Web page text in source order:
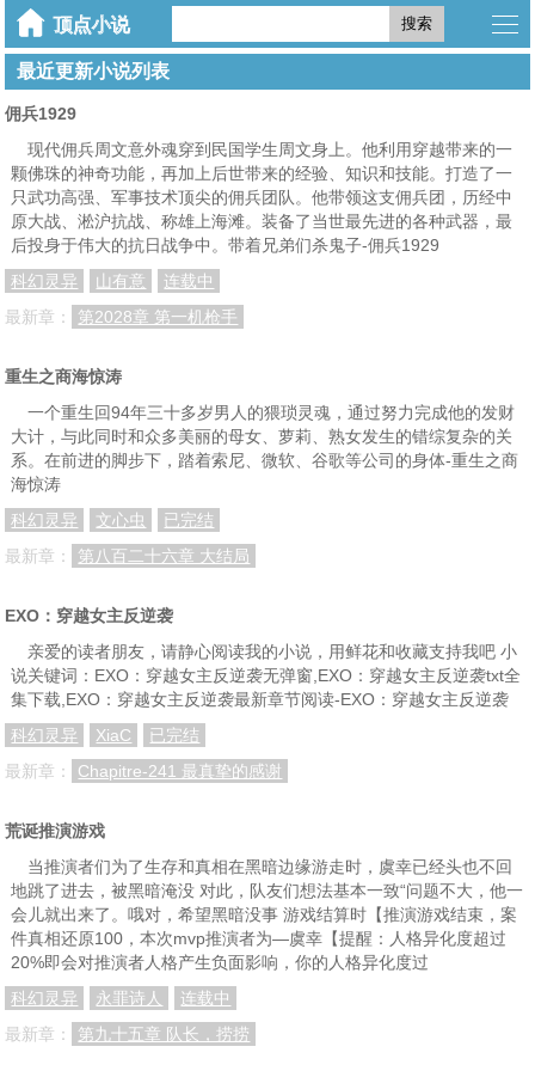
搜索
最近更新小说列表
佣兵1929
现代佣兵周文意外魂穿到民国学生周文身上。他利用穿越带来的一
颗佛珠的神奇功能，再加上后世带来的经验、知识和技能。打造了一
只武功高强、军事技术顶尖的佣兵团队。他带领这支佣兵团，历经中
原大战、淞沪抗战、称雄上海滩。装备了当世最先进的各种武器，最
后投身于伟大的抗日战争中。带着兄弟们杀鬼子-佣兵1929
科幻灵异
山有意
连载中
最新章：
第2028章 第一机枪手
重生之商海惊涛
一个重生回94年三十多岁男人的猥琐灵魂，通过努力完成他的发财
大计，与此同时和众多美丽的母女、萝莉、熟女发生的错综复杂的关
系。在前进的脚步下，踏着索尼、微软、谷歌等公司的身体-重生之商
海惊涛
科幻灵异
文心虫
已完结
最新章：
第八百二十六章 大结局
EXO：穿越女主反逆袭
亲爱的读者朋友，请静心阅读我的小说，用鲜花和收藏支持我吧 小
说关键词：EXO：穿越女主反逆袭无弹窗,EXO：穿越女主反逆袭txt全
集下载,EXO：穿越女主反逆袭最新章节阅读-EXO：穿越女主反逆袭
科幻灵异
XiaC
已完结
最新章：
Chapitre-241 最真挚的感谢
荒诞推演游戏
当推演者们为了生存和真相在黑暗边缘游走时，虞幸已经头也不回
地跳了进去，被黑暗淹没 对此，队友们想法基本一致“问题不大，他一
会儿就出来了。哦对，希望黑暗没事 游戏结算时【推演游戏结束，案
件真相还原100，本次mvp推演者为—虞幸【提醒：人格异化度超过
20%即会对推演者人格产生负面影响，你的人格异化度过
科幻灵异
永罪诗人
连载中
最新章：
第九十五章 队长，捞捞